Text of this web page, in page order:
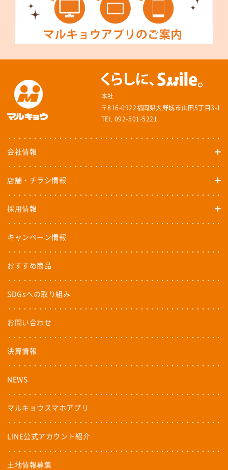
本社
〒816-0922福岡県大野城市山田5丁目3-1
TEL 092-501-5221
会社情報
店舗・チラシ情報
採用情報
キャンペーン情報
おすすめ商品
SDGsへの取り組み
お問い合わせ
決算情報
NEWS
マルキョウスマホアプリ
LINE公式アカウント紹介
土地情報募集